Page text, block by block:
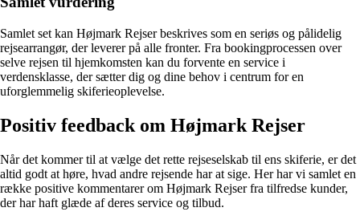
Samlet set kan Højmark Rejser beskrives som en seriøs og pålidelig
rejsearrangør, der leverer på alle fronter. Fra bookingprocessen over
selve rejsen til hjemkomsten kan du forvente en service i
verdensklasse, der sætter dig og dine behov i centrum for en
uforglemmelig skiferieoplevelse.
Positiv feedback om Højmark Rejser
Når det kommer til at vælge det rette rejseselskab til ens skiferie, er det
altid godt at høre, hvad andre rejsende har at sige. Her har vi samlet en
række positive kommentarer om Højmark Rejser fra tilfredse kunder,
der har haft glæde af deres service og tilbud.